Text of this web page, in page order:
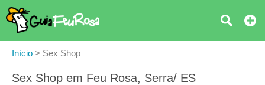
Início > Sex Shop
Sex Shop em Feu Rosa, Serra/ ES